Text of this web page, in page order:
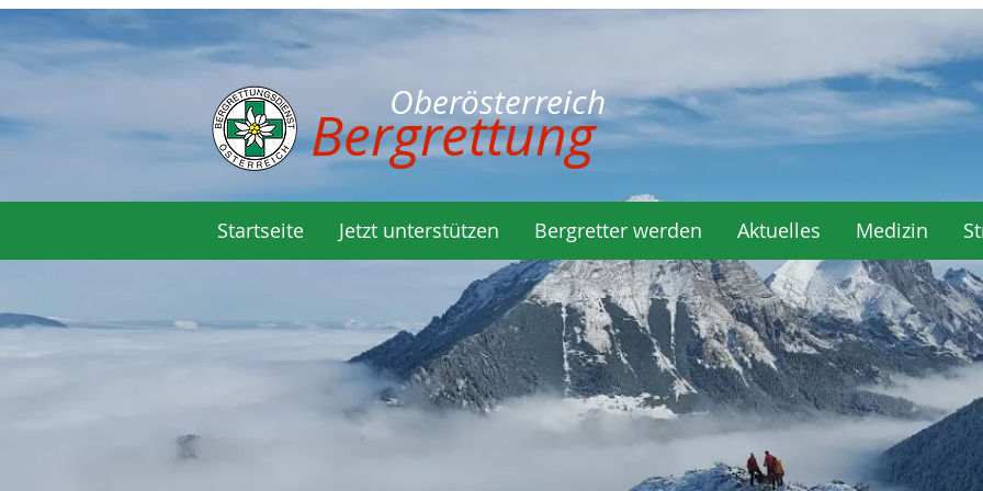
Oberösterreich
Bergrettung
Startseite Jetzt unterstützen Bergretter werden Aktuelles Medizin